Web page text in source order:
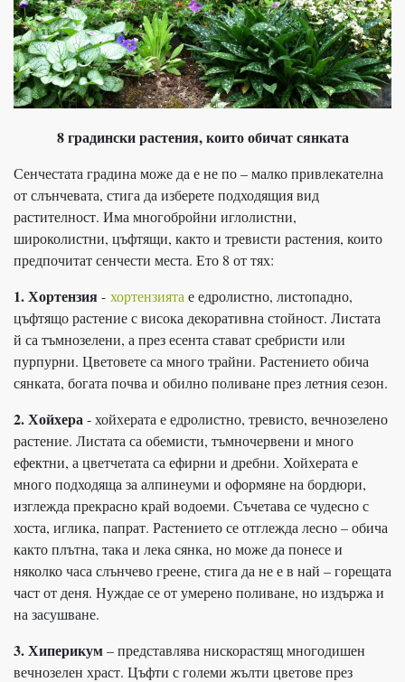
8 градински растения, които обичат сянката
Сенчестата градина може да е не по – малко привлекателна
от слънчевата, стига да изберете подходящия вид
растителност. Има многобройни иглолистни,
широколистни, цъфтящи, както и тревисти растения, които
предпочитат сенчести места. Ето 8 от тях:
1. Хортензия- хортензията е едролистно, листопадно,
цъфтящо растение с висока декоративна стойност. Листата
й са тъмнозелени, а през есента стават сребристи или
пурпурни. Цветовете са много трайни. Растението обича
сянката, богата почва и обилно поливане през летния сезон.
2. Хойхера- хойхерата е едролистно, тревисто, вечнозелено
растение. Листата са обемисти, тъмночервени и много
ефектни, а цветчетата са ефирни и дребни. Хойхерата е
много подходяща за алпинеуми и оформяне на бордюри,
изглежда прекрасно край водоеми. Съчетава се чудесно с
хоста, иглика, папрат. Растението се отглежда лесно – обича
както плътна, така и лека сянка, но може да понесе и
няколко часа слънчево греене, стига да не е в най – горещата
част от деня. Нуждае се от умерено поливане, но издържа и
на засушване.
3. Хиперикум– представлява нискорастящ многодишен
вечнозелен храст. Цъфти с големи жълти цветове през